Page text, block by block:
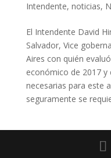
Intendente, noticias,
El Intendente David
Salvador, Vice
Aires con quién
económico de 2017
necesarias para este
seguramente se